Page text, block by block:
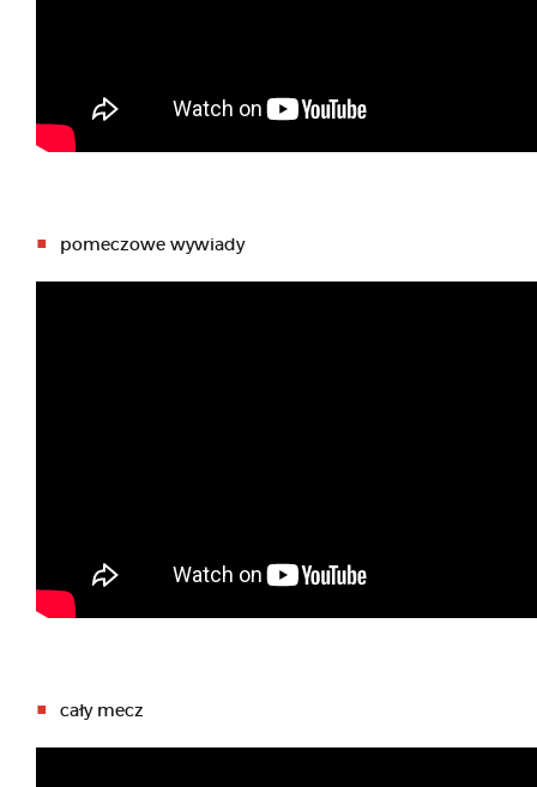
pomeczowe wywiady
cały mecz